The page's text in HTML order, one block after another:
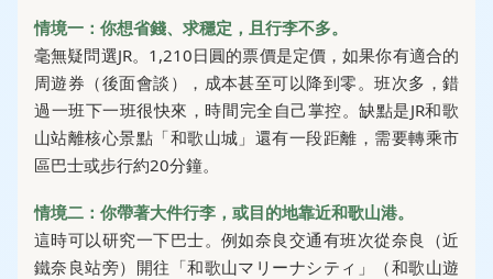
情境一：你想省錢、求穩定，且行李不多。
毫無疑問選JR。1,210日圓的票價是定價，如果你有適合的
周遊券（後面會談），成本甚至可以降到零。班次多，錯
過一班下一班很快來，時間完全自己掌控。缺點是JR和歌
山站離核心景點「和歌山城」還有一段距離，需要轉乘市
區巴士或步行約20分鐘。
情境二：你帶著大件行李，或目的地靠近和歌山港。
這時可以研究一下巴士。例如奈良交通有班次從奈良（近
鐵奈良站旁）開往「和歌山マリーナシティ」（和歌山遊